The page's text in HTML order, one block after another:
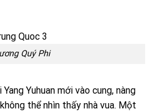
Quý Phi
Yuhuan mới vào cung, nàng
thể nhìn thấy nhà vua. Một